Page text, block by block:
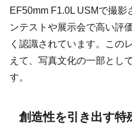
EF50mm F1.0L USMで撮影
ンテストや展示会で高い評
く認識されています。この
えて、写真文化の一部とし
す。
創造性を引き出す特